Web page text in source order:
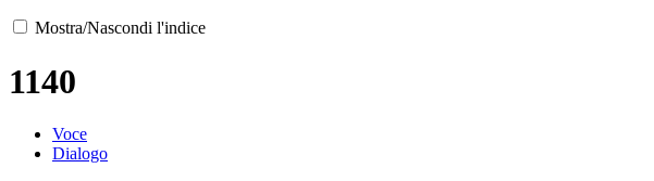
Mostra/Nascondi l'indice
1140
Voce
Dialogo